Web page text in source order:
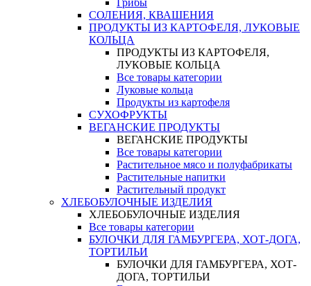
Грибы
СОЛЕНИЯ, КВАШЕНИЯ
ПРОДУКТЫ ИЗ КАРТОФЕЛЯ, ЛУКОВЫЕ
КОЛЬЦА
ПРОДУКТЫ ИЗ КАРТОФЕЛЯ,
ЛУКОВЫЕ КОЛЬЦА
Все товары категории
Луковые кольца
Продукты из картофеля
СУХОФРУКТЫ
ВЕГАНСКИЕ ПРОДУКТЫ
ВЕГАНСКИЕ ПРОДУКТЫ
Все товары категории
Растительное мясо и полуфабрикаты
Растительные напитки
Растительный продукт
ХЛЕБОБУЛОЧНЫЕ ИЗДЕЛИЯ
ХЛЕБОБУЛОЧНЫЕ ИЗДЕЛИЯ
Все товары категории
БУЛОЧКИ ДЛЯ ГАМБУРГЕРА, ХОТ-ДОГА,
ТОРТИЛЬИ
БУЛОЧКИ ДЛЯ ГАМБУРГЕРА, ХОТ-
ДОГА, ТОРТИЛЬИ